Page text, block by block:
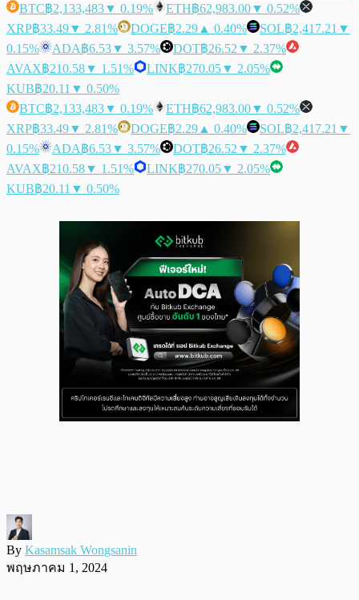
BTC฿2,133,483▼ 0.19% ETH฿62,983.00▼ 0.52%
XRP฿33.49▼ 2.81% DOGE฿2.29 ▲ 0.40% SOL฿2,417.21 ▼
0.15%
ADA฿6.53▼ 3.57% DOT฿26.52 ▼ 2.37%
AVAX฿210.58▼ 1.51% LINK฿270.05▼ 2.05%
KUB฿20.11 ▼ 0.50%
BTC฿2,133,483▼ 0.19% ETH฿62,983.00▼ 0.52%
XRP฿33.49▼ 2.81% DOGE฿2.29 ▲ 0.40% SOL฿2,417.21 ▼
0.15%
ADA฿6.53▼ 3.57% DOT฿26.52 ▼ 2.37%
AVAX฿210.58▼ 1.51% LINK฿270.05▼ 2.05%
KUB฿20.11 ▼ 0.50%
By Kasamsak Wongsanin
พฤษภาคม 1, 2024